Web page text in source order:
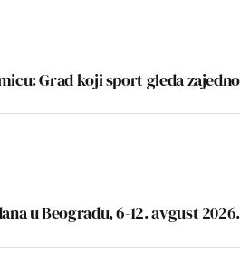
Grad koji sport gleda zajedno
u Beogradu, 6-12. avgust 2026.